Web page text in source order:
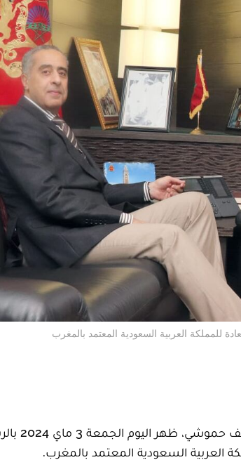
للمملكة العربية السعودية المعتمد بالمغرب
استقبل المدير العام للأمن الوطني ولمراقبة
العربية السعودية المعتمد بالمغرب.